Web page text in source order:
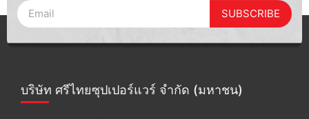
SUBSCRIBE
บริษัท ศรีไทยซุปเปอร์แวร์ จำกัด (มหาชน)